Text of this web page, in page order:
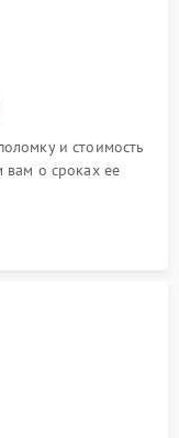
и стоимость
вам о сроках ее